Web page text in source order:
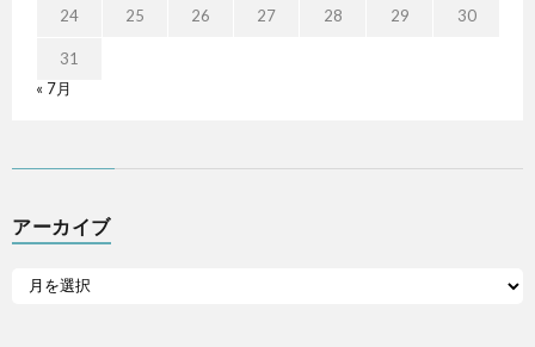
24 25 26 27 28 29 30
31
« 7月
アーカイブ